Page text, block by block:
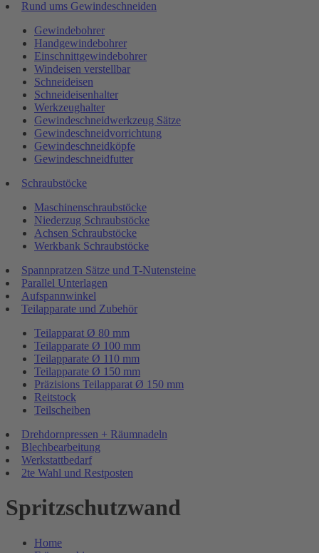
Rund ums Gewindeschneiden
Gewindebohrer
Handgewindebohrer
Einschnittgewindebohrer
Windeisen verstellbar
Schneideisen
Schneideisenhalter
Werkzeughalter
Gewindeschneidwerkzeug Sätze
Gewindeschneidvorrichtung
Gewindeschneidköpfe
Gewindeschneidfutter
Schraubstöcke
Maschinenschraubstöcke
Niederzug Schraubstöcke
Achsen Schraubstöcke
Werkbank Schraubstöcke
Spannpratzen Sätze und T-Nutensteine
Parallel Unterlagen
Aufspannwinkel
Teilapparate und Zubehör
Teilapparat Ø 80 mm
Teilapparate Ø 100 mm
Teilapparate Ø 110 mm
Teilapparate Ø 150 mm
Präzisions Teilapparat Ø 150 mm
Reitstock
Teilscheiben
Drehdornpressen + Räumnadeln
Blechbearbeitung
Werkstattbedarf
2te Wahl und Restposten
Spritzschutzwand
Home